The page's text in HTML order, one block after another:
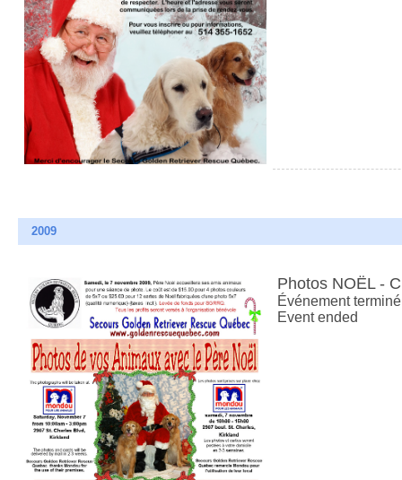
2009
Photos NOËL -
Événement terminé
Event ended